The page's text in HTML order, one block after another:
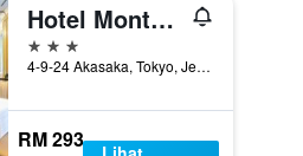
Hotel Monterey Akasaka
3 bintang
4-9-24 Akasaka, Tokyo, Jepun
RM 293